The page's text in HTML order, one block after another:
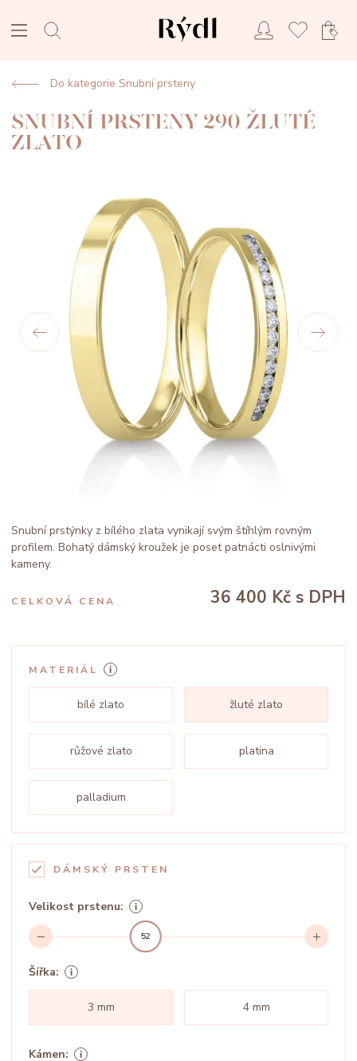
Do kategorie Snubní prsteny
SNUBNÍ PRSTENY 290 ŽLUTÉ
ZLATO
Snubní prstýnky z bílého zlata vynikají svým štíhlým rovným
profilem. Bohatý dámský kroužek je poset patnácti oslnivými
kameny.
CELKOVÁ CENA 36 400 Kč s DPH
MATERIÁL
bílé zlato žluté zlato
růžové zlato platina
palladium
DÁMSKÝ PRSTEN
Velikost prstenu:
52
Šířka:
3 mm 4 mm
Kámen: